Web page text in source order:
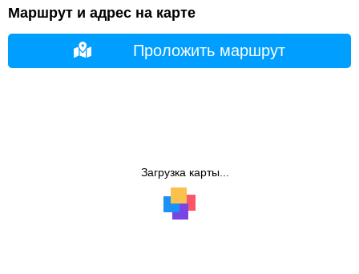
Маршрут и адрес на карте
Проложить маршрут
Загрузка карты...